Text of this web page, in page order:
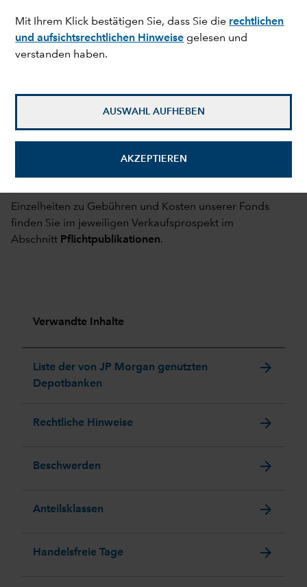
Mit Ihrem Klick bestätigen Sie, dass Sie die rechtlichen
und aufsichtsrechtlichen Hinweise gelesen und
verstanden haben.
AUSWAHL AUFHEBEN
AKZEPTIEREN
Managementgebühr)
Ausgabeaufschlag
Vollständige
Informationen finden
Verkaufsprospekt
Nein
Einzelheiten zu Gebühren und Kosten unserer Fonds
finden Sie im jeweiligen Verkaufsprospekt im
Abschnitt Pflichtpublikationen.
Verwandte Inhalte
Liste der von JP Morgan genutzten
Depotbanken
arrow_forward
Rechtliche Hinweise arrow_forward
Beschwerden arrow_forward
Anteilsklassen arrow_forward
Handelsfreie Tage arrow_forward